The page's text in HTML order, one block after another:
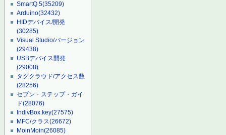
SmartQ 5(35209)
Arduino(32432)
HIDデバイス/開発
(30285)
Visual Studio/バージョン
(29438)
USBデバイス開発
(29008)
タグクラウド/アクセス数
(28256)
セブン・ステップ・ガイ
ド(28076)
IndivBox.key(27575)
MFC/クラス(26672)
MoinMoin(26085)